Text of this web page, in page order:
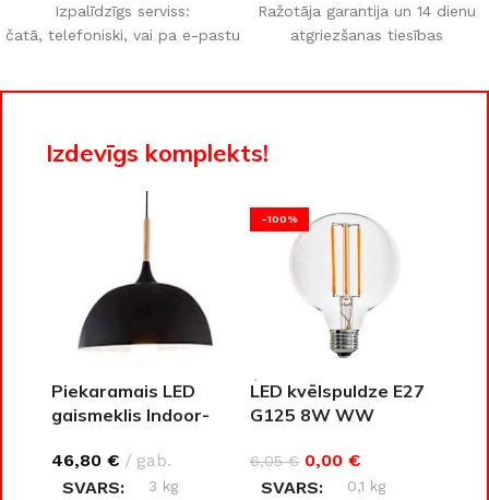
Izpalīdzīgs serviss:
čatā, telefoniski, vai pa e-pastu
Ražotāja garantija un 14 dienu
atgriezšanas tiesības
Izdevīgs komplekts!
Piekaramais LED
gaismeklis Indoor-
46,80 €
gab.
SVARS
3 kg
-100%
LED kvēlspuldze E27
G125 8W WW
6,05€ 0,00 €
SVARS
0,1 kg